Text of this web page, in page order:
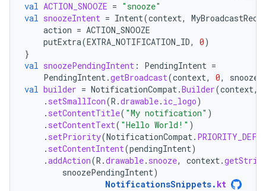
val ACTION_SNOOZE = "snooze"
val snoozeIntent = Intent(context,
action = ACTION_SNOOZE
putExtra(EXTRA_NOTIFICATION_ID, 0)
}
val snoozePendingIntent : PendingIntent =
PendingIntent.getBroadcast(context, 0,
val builder = NotificationCompat.Builder(context,
. setSmallIcon(R .drawable. ic_logo)
. setContentTitle( "My notification" )
. setContentText( "Hello World!" )
. setPriority(NotificationCompat.
. setContentIntent(pendingIntent)
.addAction(R .drawable. snooze, context.
snoozePendingIntent)
NotificationsSnippets. kt